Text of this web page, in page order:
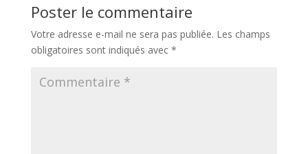
Poster le commentaire
Votre adresse e-mail ne sera pas publiée. Les champs
obligatoires sont indiqués avec *